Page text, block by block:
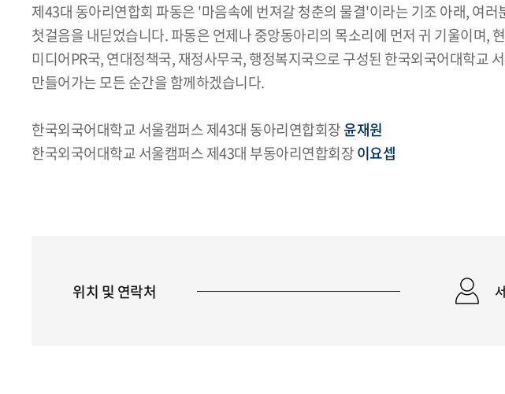
제43대 동아리연합회 파동은 '마음속에 번져갈 청춘의 물결'이라는 기조 아래, 여
첫걸음을 내딛었습니다. 파동은 언제나 중앙동아리의 목소리에 먼저 귀 기울이며,
미디어PR국, 연대정책국, 재정사무국, 행정복지국으로 구성된 한국외국어대학교
만들어가는 모든 순간을 함께하겠습니다.
한국외국어대학교 서울캠퍼스 제43대 동아리연합회장윤재원
한국외국어대학교 서울캠퍼스 제43대 부동아리연합회장이요셉
위치 및 연락처